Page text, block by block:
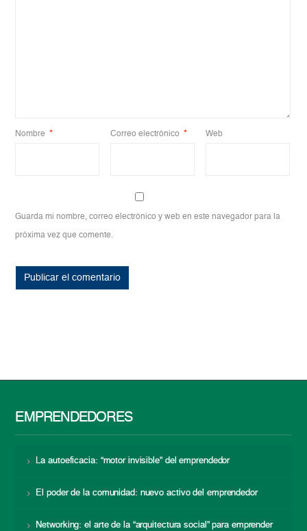
Nombre * Correo electrónico * Web
Guarda mi nombre, correo electrónico y web en este navegador para la
próxima vez que comente.
EMPRENDEDORES
La autoeficacia: “motor invisible” del emprendedor
El poder de la comunidad: nuevo activo del emprendedor
Networking: el arte de la “arquitectura social” para emprender